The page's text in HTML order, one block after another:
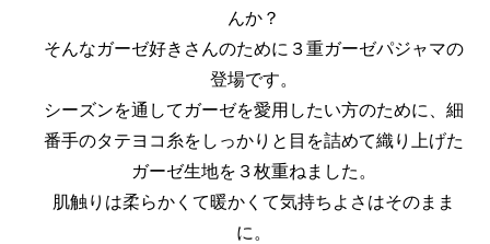
んか？
そんなガーゼ好きさんのために３重ガーゼパジャマの
登場です。
シーズンを通してガーゼを愛用したい方のために、細
番手のタテヨコ糸をしっかりと目を詰めて織り上げた
ガーゼ生地を３枚重ねました。
肌触りは柔らかくて暖かくて気持ちよさはそのまま
に。